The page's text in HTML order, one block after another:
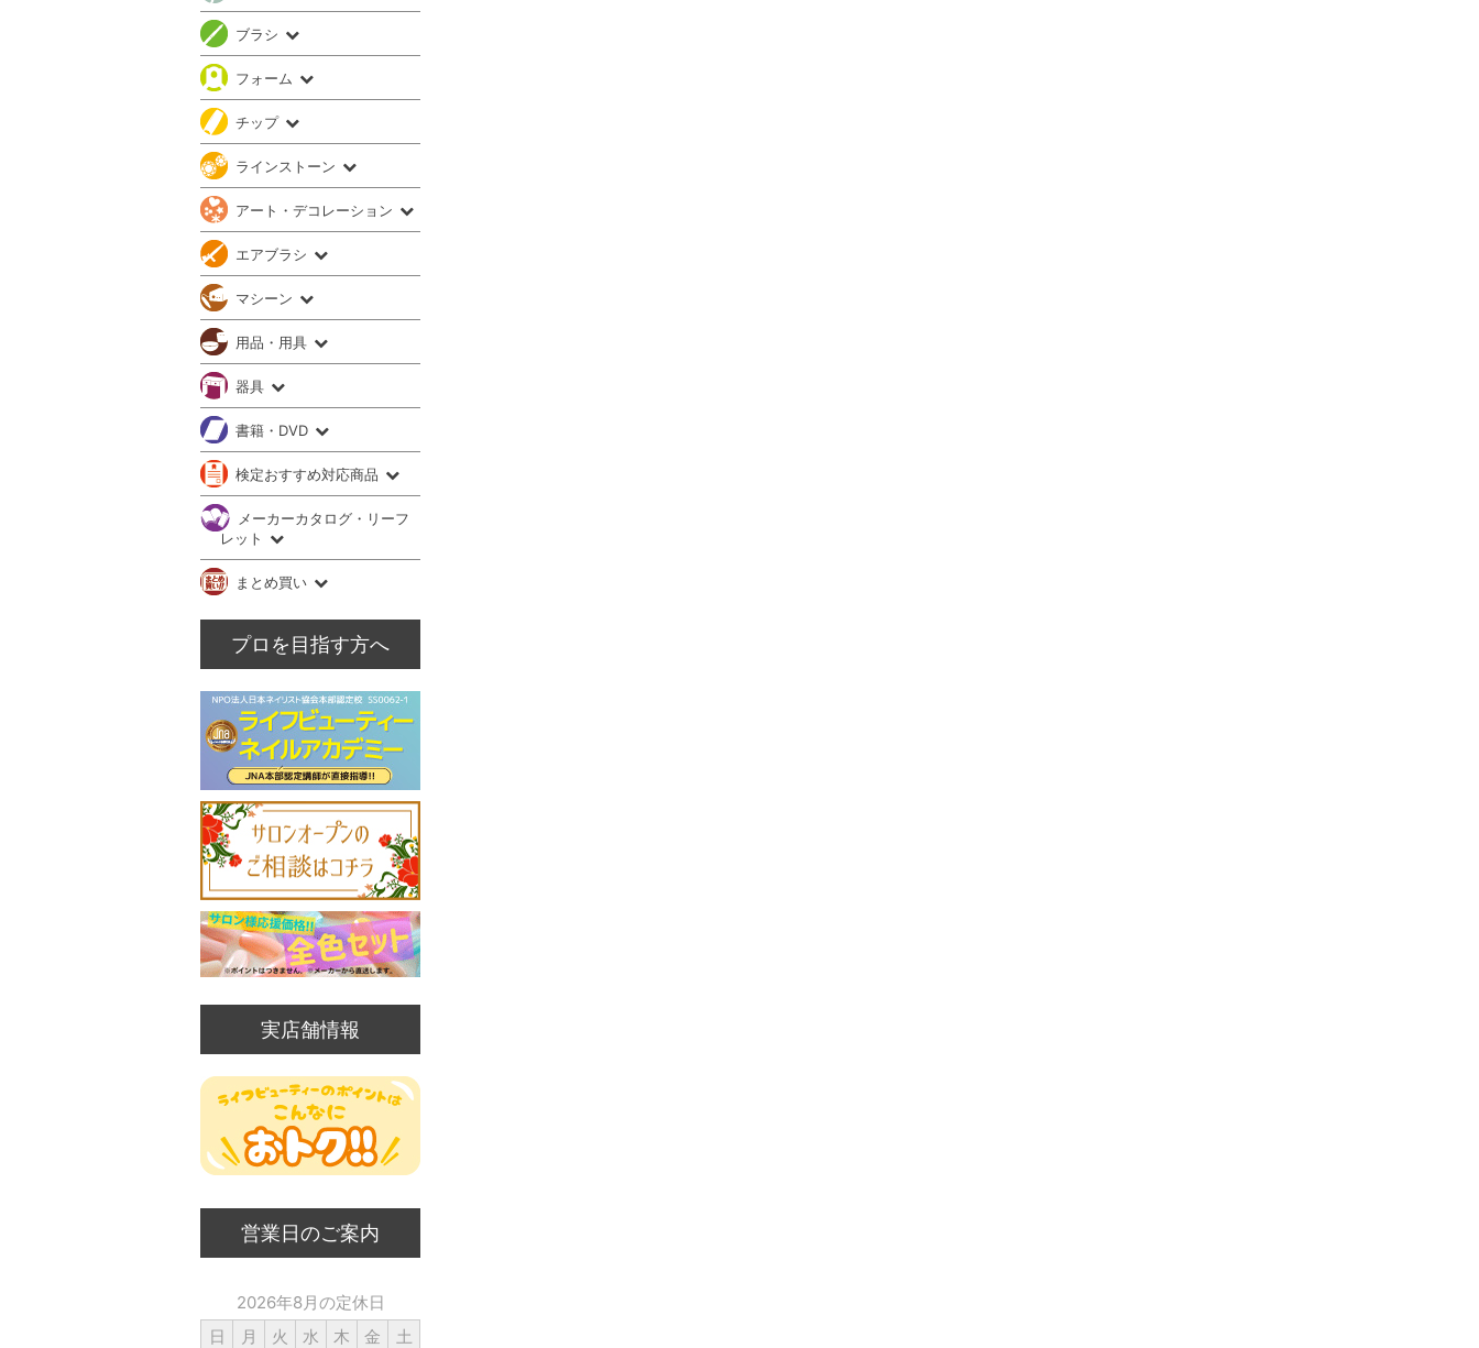
ブラシ
フォーム
チップ
ラインストーン
アート・デコレーション
エアブラシ
マシーン
用品・用具
器具
書籍・DVD
検定おすすめ対応商品
メーカーカタログ・リーフ
レット
まとめ買い
プロを目指す方へ
実店舗情報
営業日のご案内
2026年8月の定休日
日
月 火 水 木 金
土